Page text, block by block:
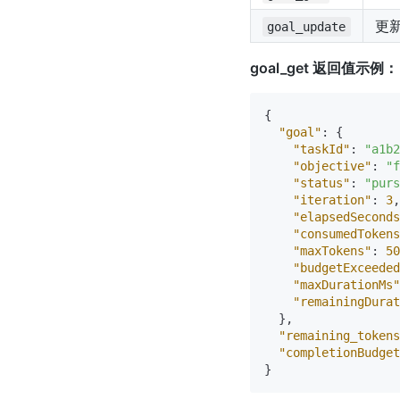
goal_update 更
goal_get 返回值示例：
{
"goal" :
{
"taskId" :
"objective" :
"status" :
"iteration" : 3,
"maxTokens" :
"maxDurationMs"
} ,
}